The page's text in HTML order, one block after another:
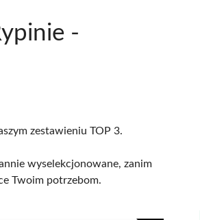
-
zestawieniu TOP 3.
wyselekcjonowane, zanim
Twoim potrzebom.